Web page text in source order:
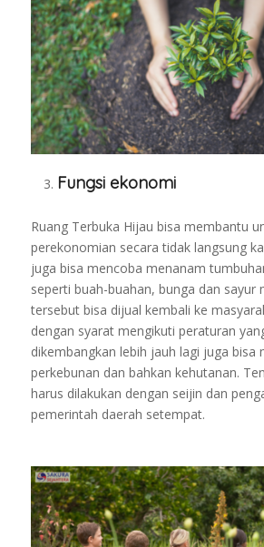
Fungsi ekonomi
Ruang Terbuka Hijau bisa membantu
perekonomian secara tidak langsung
juga bisa mencoba menanam
seperti buah-buahan, bunga dan sayur
tersebut bisa dijual kembali ke
dengan syarat mengikuti peraturan
dikembangkan lebih jauh lagi juga bisa
perkebunan dan bahkan kehutanan.
harus dilakukan dengan seijin dan
pemerintah daerah setempat.